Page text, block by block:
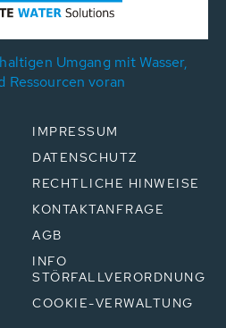
Umgang mit Wasser,
Ressourcen voran
IMPRESSUM
DATENSCHUTZ
RECHTLICHE HINWEISE
KONTAKTANFRAGE
AGB
INFO
STÖRFALLVERORDNUNG
COOKIE-VERWALTUNG